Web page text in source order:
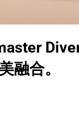
融合。